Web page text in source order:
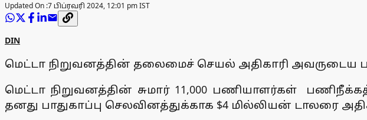
Updated On :7 பிப்ரவரி 2024, 12:01 pm IST
DIN
மெட்டா நிறுவனத்தின் தலைமைச் செயல் அதிகாரி அவருடைய
மெட்டா நிறுவனத்தின் சுமார் 11,000 பணியாளர்கள்
தனது பாதுகாப்பு செலவினத்துக்காக $4 மில்லியன் டாலரை